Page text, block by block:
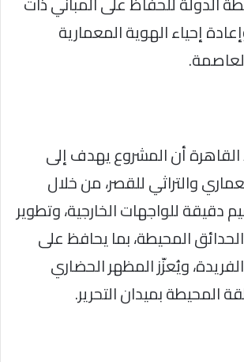
إحياء الهوية المعمارية
أن المشروع يهدف إلى
والتراثي للقصر، من خلال
دقيقة للواجهات الخارجية، وتطوير
المحيطة، بما يحافظ على
ويُعزّز المظهر الحضاري
المحيطة بميدان التحرير.